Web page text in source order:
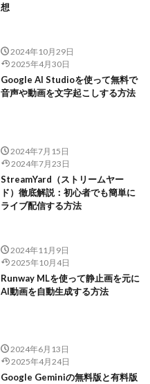
想
2024年10月29日
2025年4月30日
Google AI Studioを使って無料で
音声や動画を文字起こしする方法
2024年7月15日
2024年7月23日
StreamYard（ストリームヤー
ド）徹底解説：初心者でも簡単に
ライブ配信する方法
2024年11月9日
2025年10月4日
Runway MLを使って静止画を元に
AI動画を自動生成する方法
2024年6月13日
2025年4月24日
Google Geminiの無料版と有料版